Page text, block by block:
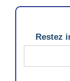
Restez